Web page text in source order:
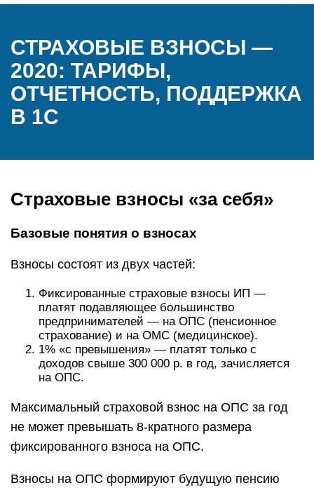
СТРАХОВЫЕ ВЗНОСЫ —
2020: ТАРИФЫ,
ОТЧЕТНОСТЬ, ПОДДЕРЖКА
В 1С
Страховые взносы «за себя»
Базовые понятия о взносах
Взносы состоят из двух частей:
Фиксированные страховые взносы ИП —
платят подавляющее большинство
предпринимателей — на ОПС (пенсионное
страхование) и на ОМС (медицинское).
1% «с превышения» — платят только с
доходов свыше 300 000 р. в год, зачисляется
на ОПС.
Максимальный страховой взнос на ОПС за год
не может превышать 8-кратного размера
фиксированного взноса на ОПС.
Взносы на ОПС формируют будущую пенсию